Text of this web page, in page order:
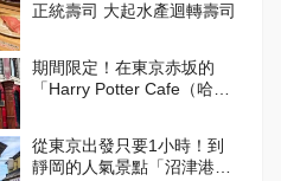
正統壽司 大起水產迴轉壽司
期間限定！在東京赤坂的
「Harry Potter Cafe（哈利
與氣氛
從東京出發只要1小時！到
靜岡的人氣景點「沼津港」